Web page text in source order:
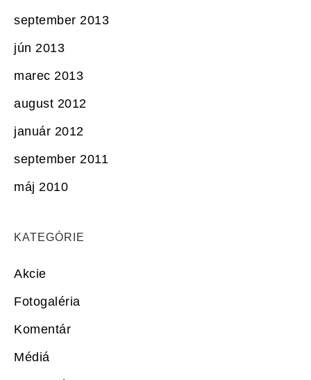
september 2013
jún 2013
marec 2013
august 2012
január 2012
september 2011
máj 2010
KATEGÓRIE
Akcie
Fotogaléria
Komentár
Médiá